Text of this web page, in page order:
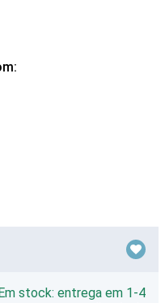
stock: entrega em 1-4